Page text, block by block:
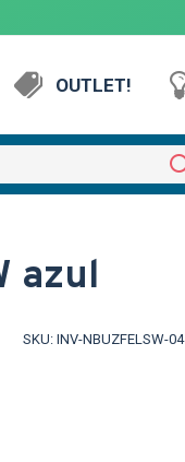
OUTLET!
azul
SKU: INV-NBUZFELSW-04